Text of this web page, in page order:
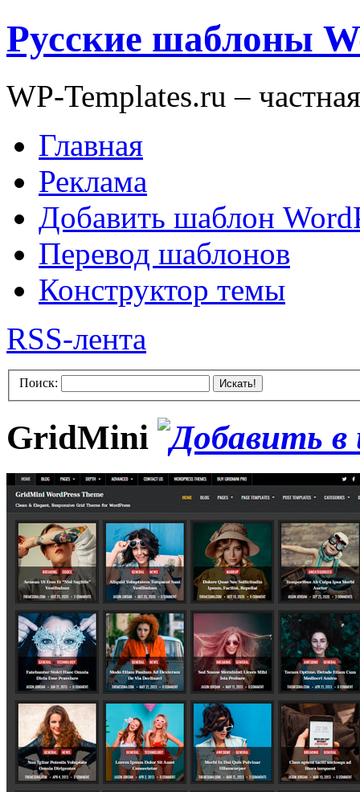
Русские шаблоны
WP-Templates.ru –
Главная
Реклама
Добавить шаблон
Перевод шаблонов
Конструктор темы
RSS-лента
Поиск: Искать!
GridMini